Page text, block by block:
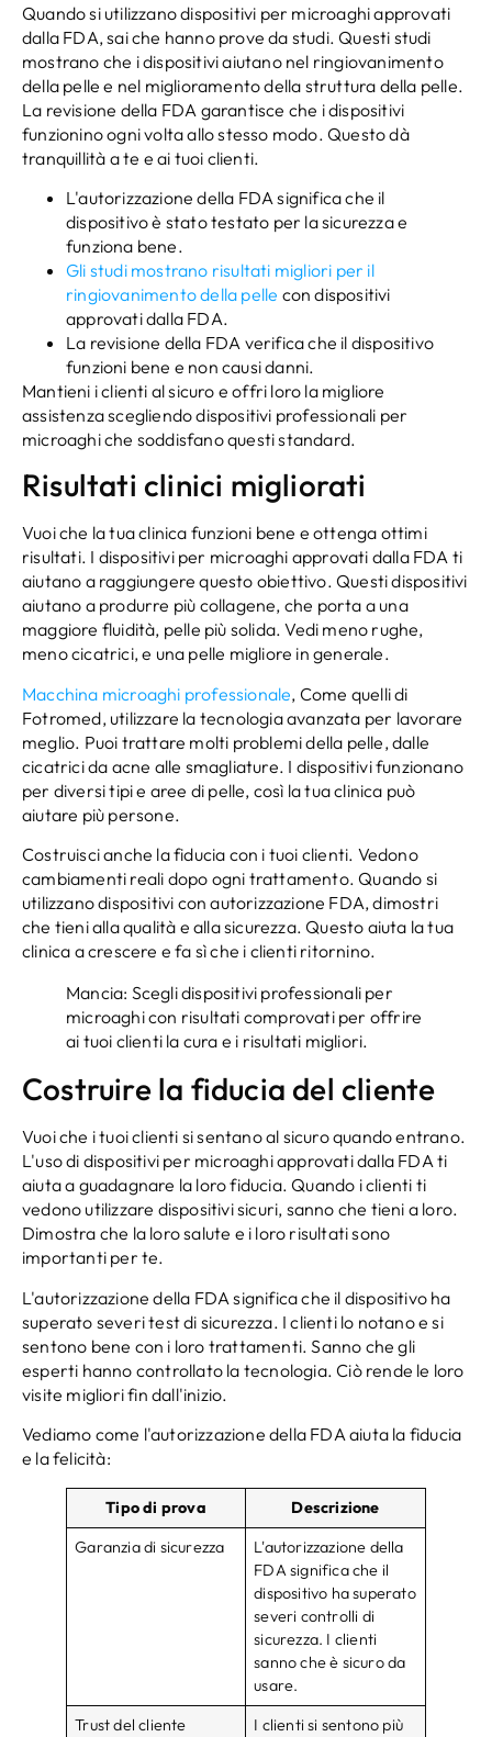
Quando si utilizzano dispositivi per microaghi approvati
dalla FDA, sai che hanno prove da studi. Questi studi
mostrano che i dispositivi aiutano nel ringiovanimento
della pelle e nel miglioramento della struttura della pelle.
La revisione della FDA garantisce che i dispositivi
funzionino ogni volta allo stesso modo. Questo dà
tranquillità a te e ai tuoi clienti.
L'autorizzazione della FDA significa che il
dispositivo è stato testato per la sicurezza e
funziona bene.
Gli studi mostrano risultati migliori per il
ringiovanimento della pelle con dispositivi
approvati dalla FDA.
La revisione della FDA verifica che il dispositivo
funzioni bene e non causi danni.
Mantieni i clienti al sicuro e offri loro la migliore
assistenza scegliendo dispositivi professionali per
microaghi che soddisfano questi standard.
Risultati clinici migliorati
Vuoi che la tua clinica funzioni bene e ottenga ottimi
risultati. I dispositivi per microaghi approvati dalla FDA ti
aiutano a raggiungere questo obiettivo. Questi dispositivi
aiutano a produrre più collagene, che porta a una
maggiore fluidità, pelle più solida. Vedi meno rughe,
meno cicatrici, e una pelle migliore in generale.
Macchina microaghi professionale, Come quelli di
Fotromed, utilizzare la tecnologia avanzata per lavorare
meglio. Puoi trattare molti problemi della pelle, dalle
cicatrici da acne alle smagliature. I dispositivi funzionano
per diversi tipi e aree di pelle, così la tua clinica può
aiutare più persone.
Costruisci anche la fiducia con i tuoi clienti. Vedono
cambiamenti reali dopo ogni trattamento. Quando si
utilizzano dispositivi con autorizzazione FDA, dimostri
che tieni alla qualità e alla sicurezza. Questo aiuta la tua
clinica a crescere e fa sì che i clienti ritornino.
Mancia: Scegli dispositivi professionali per
microaghi con risultati comprovati per offrire
ai tuoi clienti la cura e i risultati migliori.
Costruire la fiducia del cliente
Vuoi che i tuoi clienti si sentano al sicuro quando entrano.
L'uso di dispositivi per microaghi approvati dalla FDA ti
aiuta a guadagnare la loro fiducia. Quando i clienti ti
vedono utilizzare dispositivi sicuri, sanno che tieni a loro.
Dimostra che la loro salute e i loro risultati sono
importanti per te.
L'autorizzazione della FDA significa che il dispositivo ha
superato severi test di sicurezza. I clienti lo notano e si
sentono bene con i loro trattamenti. Sanno che gli
esperti hanno controllato la tecnologia. Ciò rende le loro
visite migliori fin dall'inizio.
Vediamo come l'autorizzazione della FDA aiuta la fiducia
e la felicità:
Tipo di prova
Descrizione
Garanzia di sicurezza
L'autorizzazione della
FDA significa che il
dispositivo ha superato
severi controlli di
sicurezza. I clienti
sanno che è sicuro da
usare.
Trust del cliente
I clienti si sentono più